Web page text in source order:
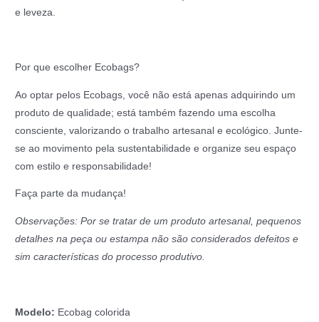
e leveza.
Por que escolher Ecobags?
Ao optar pelos Ecobags, você não está apenas adquirindo um
produto de qualidade; está também fazendo uma escolha
consciente, valorizando o trabalho artesanal e ecológico. Junte-
se ao movimento pela sustentabilidade e organize seu espaço
com estilo e responsabilidade!
Faça parte da mudança!
Observações: Por se tratar de um produto artesanal, pequenos
detalhes na peça ou estampa não são considerados defeitos e
sim características do processo produtivo.
Modelo: Ecobag colorida